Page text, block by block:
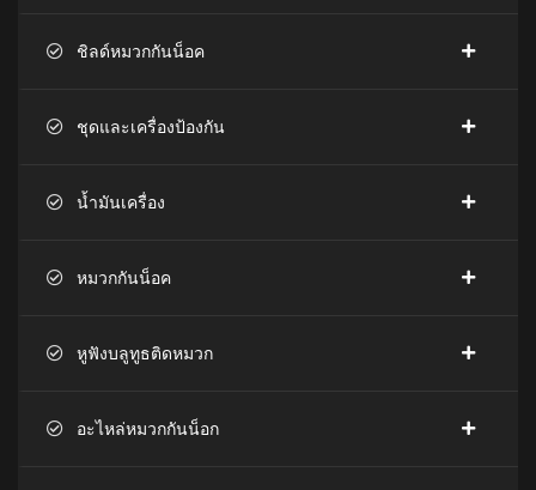
ชิลด์หมวกกันน็อค
ชุดและเครื่องป้องกัน
น้ำมันเครื่อง
หมวกกันน็อค
หูฟังบลูทูธติดหมวก
อะไหล่หมวกกันน็อก